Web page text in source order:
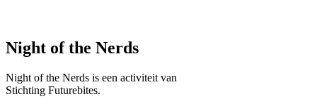
Night of the Nerds
Night of the Nerds is een activiteit van
Stichting Futurebites.